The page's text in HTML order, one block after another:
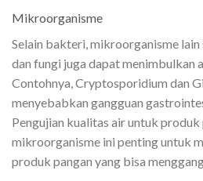
Mikroorganisme
Selain bakteri, mikroorganisme
dan fungi juga dapat menimbulkan
Contohnya, Cryptosporidium dan
menyebabkan gangguan
Pengujian kualitas air untuk produk
mikroorganisme ini penting untuk
produk pangan yang bisa